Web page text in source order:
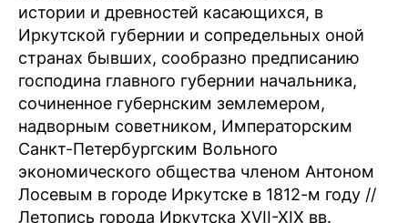
истории и древностей касающихся, в
Иркутской губернии и сопредельных оной
странах бывших, сообразно предписанию
господина главного губернии начальника,
сочиненное губернским землемером,
надворным советником, Императорским
Санкт-Петербургским Вольного
экономического общества членом Антоном
Лосевым в городе Иркутске в 1812-м году //
Летопись города Иркутска XVII-XIX вв.